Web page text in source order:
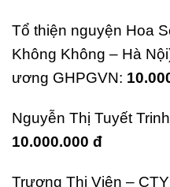
Tổ thiện nguyện Hoa
Không Không – Hà
ương GHPGVN:
Nguyễn Thị Tuyết
10.000.000 đ
Trương Thị Viên –